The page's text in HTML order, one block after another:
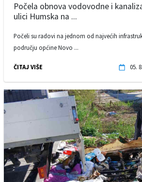
Počela obnova vodovodne i
ulici Humska na ...
Počeli su radovi na jednom od najvećih
području općine Novo ...
ČITAJ VIŠE 05.